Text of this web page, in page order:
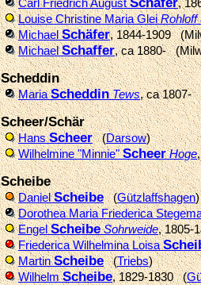
Carl Friedrich August
,
Louise Christine Maria GleiRohloff
MichaelSchäfer, 1844-1909
MichaelSchaffer, ca 1880-
Scheddin
MariaScheddin Tews, ca 1807-
Scheer/Schär
HansScheer(Darsow)
Wilhelmine "Minnie"Scheer Hoge
Scheibe
DanielScheibe(Gützlaffshagen)
Dorothea Maria Friederica
EngelScheibe Sohrweide, 1805-
Friederica Wilhelmina Loisa
MartinScheibe(Triebs)
WilhelmScheibe, 1829-1830 (